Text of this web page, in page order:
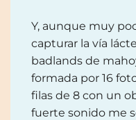
Y, aunque muy
capturar la vía
badlands de
formada por 16
filas de 8 con un
fuerte sonido me